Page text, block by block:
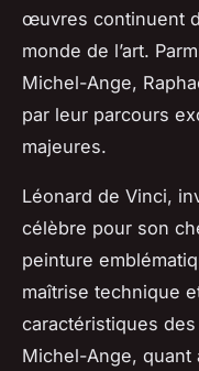
œuvres continuent
monde de l’art.
Michel-Ange,
par leur parcours
majeures.
Léonard de Vinci,
célèbre pour son
peinture
maîtrise technique
caractéristiques
Michel-Ange, quant